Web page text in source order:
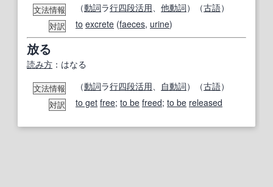
文法情報 （動詞ラ行四段活用 他動詞）（古語）
対訳 to excrete (faeces, urine)
放る
読み方 ：はなる
文法情報 （動詞ラ行四段活用 自動詞）（古語）
対訳 to get free; to be freed; to be released